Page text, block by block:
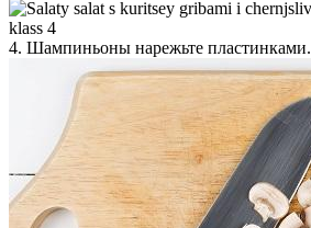
4. Шампиньоны нарежьте пластинками.